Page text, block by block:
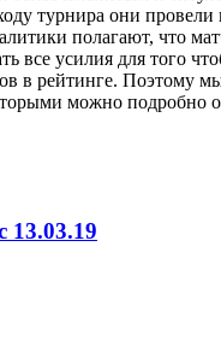
турнира они
полагают, что
все усилия для того
в рейтинге. Поэтому
можно подробно
13.03.19